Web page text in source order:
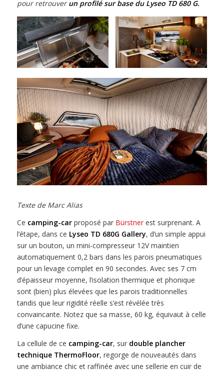
pour retrouverun profilé sur base du Lyseo TD 680 G.
Texte de Marc Alias
Ce camping-carproposé par Bürstnerest surprenant. A
l’étape, dans ce Lyseo TD 680G Gallery, d’un simple appui
sur un bouton, un mini-compresseur 12V maintien
automatiquement 0,2 bars dans les parois pneumatiques
pour un levage complet en 90 secondes. Avec ses 7 cm
d’épaisseur moyenne, l’isolation thermique et phonique
sont (bien) plus élevées que les parois traditionnelles
tandis que leur rigidité réelle s’est révélée très
convaincante. Notez que sa masse, 60 kg, équivaut à celle
d’une capucine fixe.
La cellule de ce camping-car, sur double plancher
technique ThermoFloor, regorge de nouveautés dans
une ambiance chic et raffinée avec une sellerie en cuir de